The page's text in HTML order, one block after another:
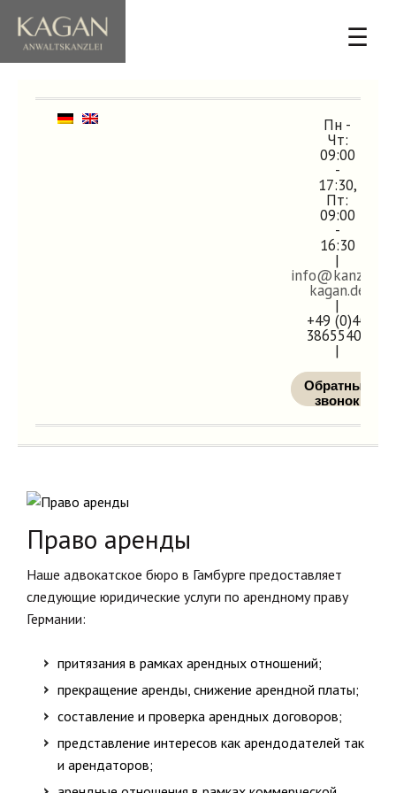
☰
Пн -
Чт:
09:00
-
17:30,
Пт:
09:00
-
16:30
|
info@kanzlei-
kagan.de
|
+49 (0)40
38655400
|
Обратный
звонок
Право аренды
Наше адвокатское бюро в Гамбурге предоставляет
следующие юридические услуги по арендному праву
Германии:
притязания в рамках арендных отношений;
прекращение аренды, снижение арендной платы;
составление и проверка арендных договоров;
представление интересов как арендодателей так
и арендаторов;